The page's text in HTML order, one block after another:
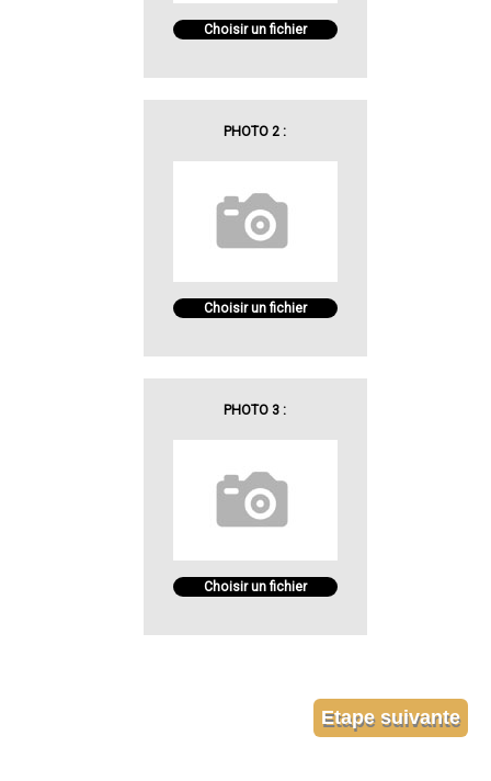
Choisir un fichier
PHOTO 2 :
Choisir un fichier
PHOTO 3 :
Choisir un fichier